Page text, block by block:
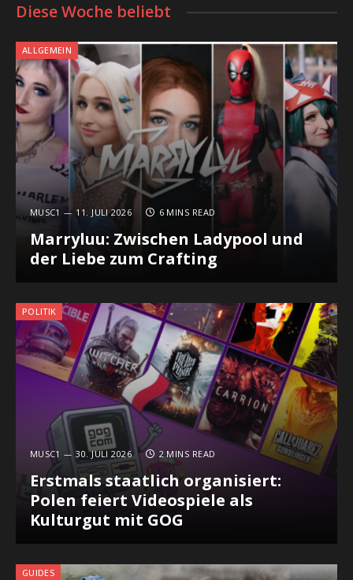
Diese Woche beliebt
ALLGEMEIN
MUSC1 11. JULI 2026 6 MINS READ
Marryluu: Zwischen Ladypool und
der Liebe zum Crafting
POLITIK
MUSC1 30. JULI 2026 2 MINS READ
Erstmals staatlich organisiert:
Polen feiert Videospiele als
Kulturgut mit GOG
GUIDES